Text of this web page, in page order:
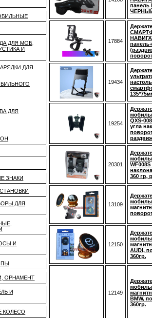
ДЛЯ МОБ,
И
ДЛЯ
ДЛЯ
ЗНАКИ
ДЛЯ
И
ОРНАМЕНТ
И
КОЛЕСО
17884
19434
19254
QXS-
угла
20301
360 гр,
13109
12150
AUDI,
360гр.
12149
BMW,
360гр.